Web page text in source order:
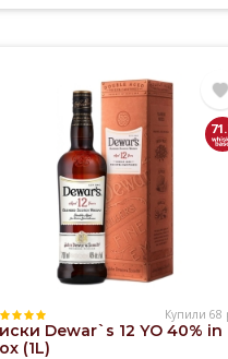
Купили 68
Dewar`s 12 YO 40% in
(1L)